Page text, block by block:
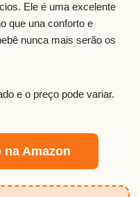
Ele é uma excelente
que una conforto e
nunca mais serão os
e o preço pode variar.
na Amazon